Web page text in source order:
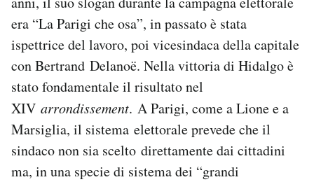
era “La Parigi che osa”, in passato è stata
ispettrice del lavoro, poi vicesindaca della capitale
con Bertrand Delanoë. Nella vittoria di Hidalgo è
stato fondamentale il risultato nel
XIV arrondissement. A Parigi, come a Lione e a
Marsiglia, il sistema elettorale prevede che il
sindaco non sia scelto direttamente dai cittadini
ma, in una specie di sistema dei “grandi